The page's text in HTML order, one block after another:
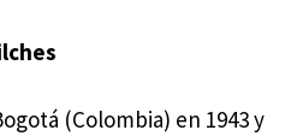
(Colombia) en 1943 y